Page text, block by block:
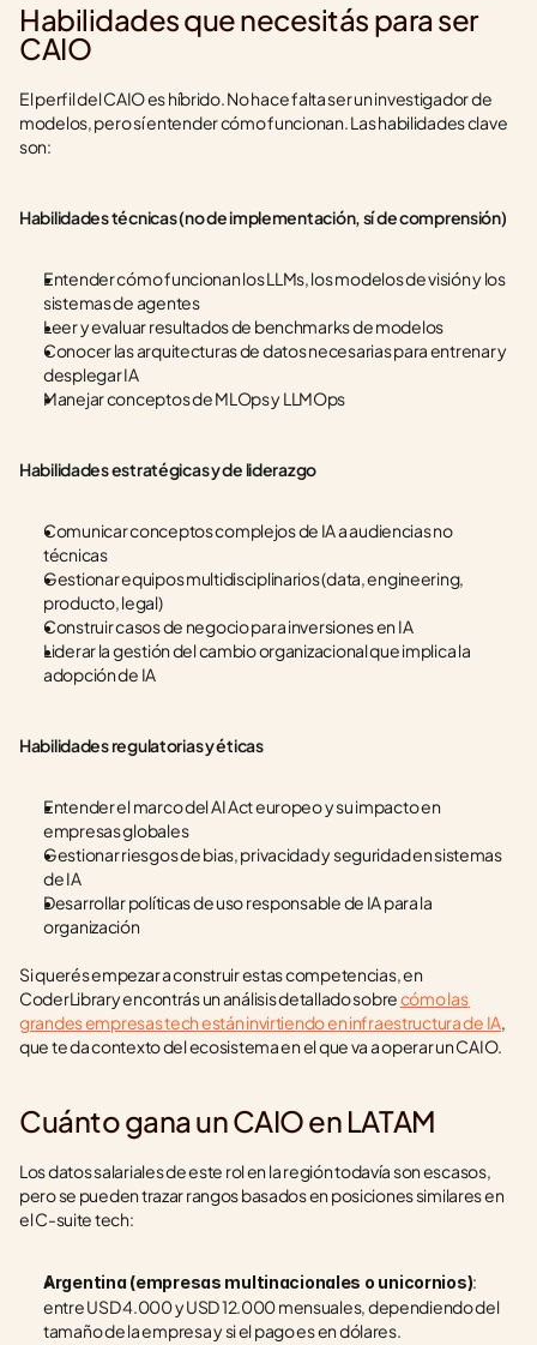
Habilidades que necesitás para ser
CAIO
El perfil del CAIO es híbrido. No hace falta ser un investigador de
modelos, pero sí entender cómo funcionan. Las habilidades clave
son:
Habilidades técnicas (no de implementación, sí de comprensión)
Entender cómo funcionan los LLMs, los modelos de visión y los
sistemas de agentes
Leer y evaluar resultados de benchmarks de modelos
Conocer las arquitecturas de datos necesarias para entrenar y
desplegar IA
Manejar conceptos de MLOps y LLMOps
Habilidades estratégicas y de liderazgo
Comunicar conceptos complejos de IA a audiencias no
técnicas
Gestionar equipos multidisciplinarios (data, engineering,
producto, legal)
Construir casos de negocio para inversiones en IA
Liderar la gestión del cambio organizacional que implica la
adopción de IA
Habilidades regulatorias y éticas
Entender el marco del AI Act europeo y su impacto en
empresas globales
Gestionar riesgos de bias, privacidad y seguridad en sistemas
de IA
Desarrollar políticas de uso responsable de IA para la
organización
Si querés empezar a construir estas competencias, en
CoderLibrary encontrás un análisis detallado sobre cómo las
grandes empresas tech están invirtiendo en infraestructura de IA,
que te da contexto del ecosistema en el que va a operar un CAIO.
Cuánto gana un CAIO en LATAM
Los datos salariales de este rol en la región todavía son escasos,
pero se pueden trazar rangos basados en posiciones similares en
el C-suite tech:
Argentina (empresas multinacionales o unicornios):
entre USD 4.000 y USD 12.000 mensuales, dependiendo del
tamaño de la empresa y si el pago es en dólares.